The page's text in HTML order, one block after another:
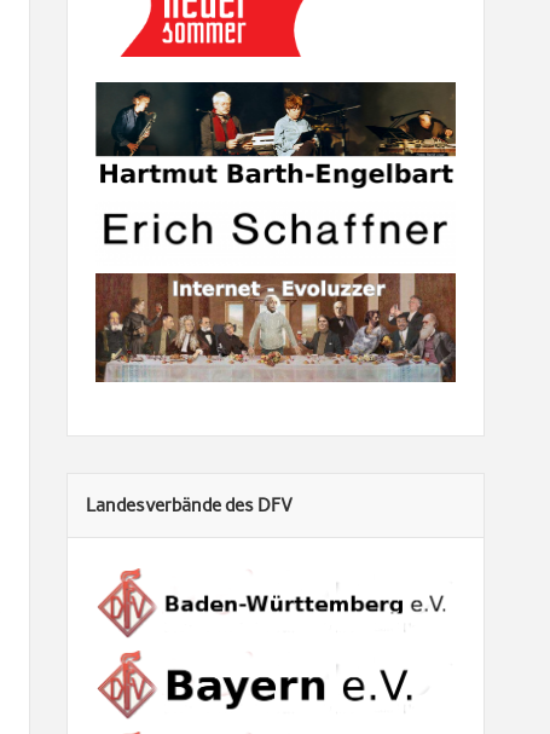
Landesverbände des DFV